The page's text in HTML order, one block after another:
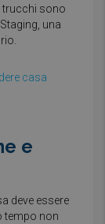
trucchi sono
una
e
deve essere
tempo non